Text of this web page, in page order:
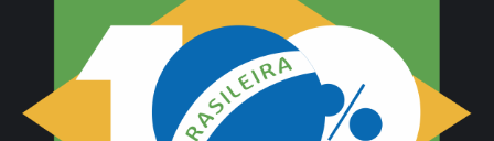
window
new
window
new
window
in
new